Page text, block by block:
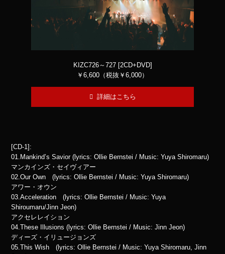
KIZC726～727 [2CD+DVD]
￥6,600（税抜￥6,000）
詳細はこちら
[CD-1]:
01.Mankind’s Savior (lyrics: Ollie Bernstei / Music: Yuya Shiromaru)
マンカインズ・セイヴィアー
02.Our Own (lyrics: Ollie Bernstei / Music: Yuya Shiromaru)
アワー・オウン
03.Acceleration (lyrics: Ollie Bernstei / Music: Yuya
Shiroumaru/Jinn Jeon)
アクセレレイション
04.These Illusions (lyrics: Ollie Bernstei / Music: Jinn Jeon)
ディーズ・イリュージョンズ
05.This Wish (lyrics: Ollie Bernstei / Music: Yuya Shiromaru, Jinn